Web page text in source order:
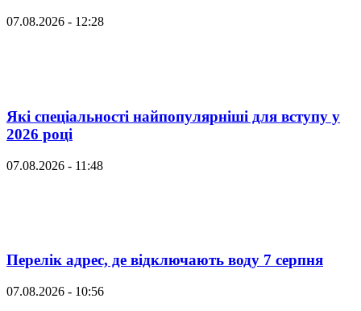
07.08.2026 - 12:28
Які спеціальності найпопулярніші для вступу у
2026 році
07.08.2026 - 11:48
Перелік адрес, де відключають воду 7 серпня
07.08.2026 - 10:56